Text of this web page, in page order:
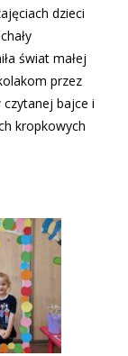
dzieci
świat małej
przez
czytanej bajce i
kropkowych